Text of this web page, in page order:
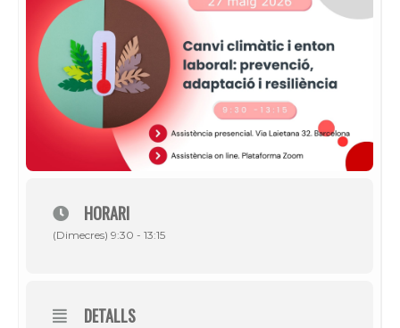
HORARI
(Dimecres) 9:30 - 13:15
DETALLS